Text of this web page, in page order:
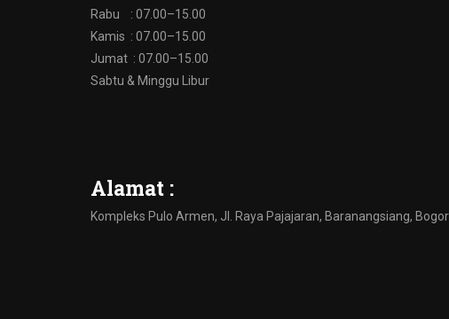
Rabu : 07.00–15.00
Kamis : 07.00–15.00
Jumat : 07.00–15.00
Sabtu & Minggu Libur
Alamat :
Kompleks Pulo Armen, Jl. Raya Pajajaran, Baranangsiang,